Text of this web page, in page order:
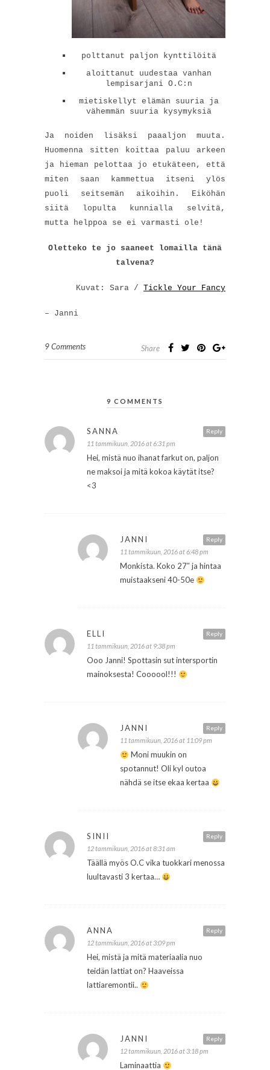
polttanut paljon kynttilöitä
aloittanut uudestaa vanhan
lempisarjani O.C:n
mietiskellyt elämän suuria ja
vähemmän suuria kysymyksiä
Ja noiden lisäksi paaaljon muuta.
Huomenna sitten koittaa paluu arkeen
ja hieman pelottaa jo etukäteen, että
miten saan kammettua itseni ylös
puoli seitsemän aikoihin. Eiköhän
siitä lopulta kunnialla selvitä,
mutta helppoa se ei varmasti ole!
Oletteko te jo saaneet lomailla tänä
talvena?
Kuvat: Sara / Tickle Your Fancy
– Janni
9 Comments Share
9 COMMENTS
Reply
SANNA
11 tammikuun, 2016 at 6:31 pm
Hei, mistä nuo ihanat farkut on, paljon
ne maksoi ja mitä kokoa käytät itse?
<3
Reply
JANNI
11 tammikuun, 2016 at 6:48 pm
Monkista. Koko 27″ ja hintaa
muistaakseni 40-50e
Reply
ELLI
11 tammikuun, 2016 at 9:38 pm
Ooo Janni! Spottasin sut intersportin
mainoksesta! Coooool!!!
Reply
JANNI
11 tammikuun, 2016 at 11:09 pm
Moni muukin on
spotannut! Oli kyl outoa
nähdä se itse ekaa kertaa
Reply
SINII
12 tammikuun, 2016 at 8:31 am
Täällä myös O.C vika tuokkari menossa
luultavasti 3 kertaa…
Reply
ANNA
12 tammikuun, 2016 at 3:09 pm
Hei, mistä ja mitä materiaalia nuo
teidän lattiat on? Haaveissa
lattiaremontii..
Reply
JANNI
12 tammikuun, 2016 at 3:18 pm
Laminaattia